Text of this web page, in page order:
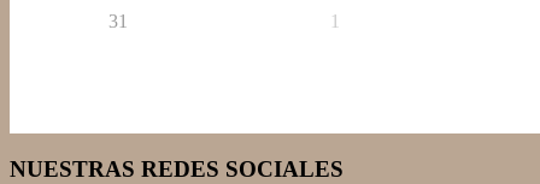
31 1
NUESTRAS REDES SOCIALES